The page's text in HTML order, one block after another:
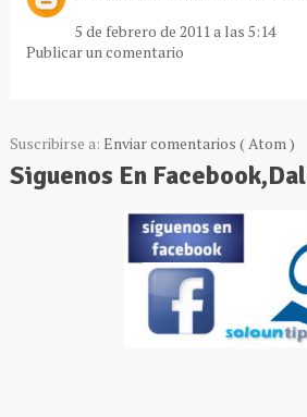
5 de febrero de 2011 a las 5:14
Publicar un comentario
Suscribirse a: Enviar comentarios ( Atom )
Siguenos En